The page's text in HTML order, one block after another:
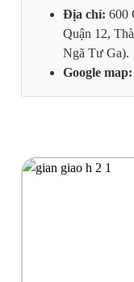
Địa chỉ: 600
Quận 12,
Ngã Tư Ga).
Google map: